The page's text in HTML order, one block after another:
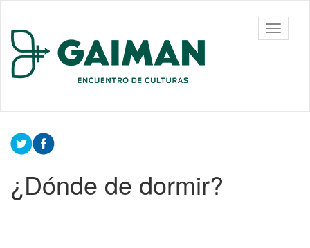
contenido
principal
Toggle
¿Dónde de dormir?